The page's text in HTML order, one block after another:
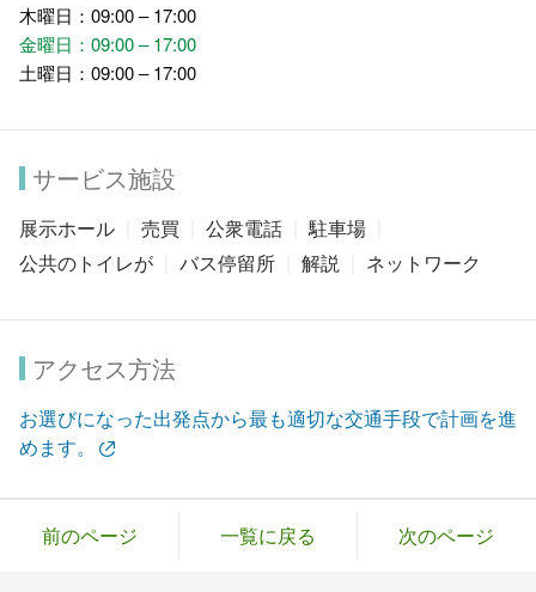
木曜日：09:00 – 17:00
金曜日：09:00 – 17:00
土曜日：09:00 – 17:00
サービス施設
展示ホール 売買 公衆電話
駐車場
公共のトイレが
バス停留所 解説 ネットワーク
アクセス方法
お選びになった出発点から最も適切な交通手段で計画を進
めます。
前のページ 一覧に戻る 次のページ